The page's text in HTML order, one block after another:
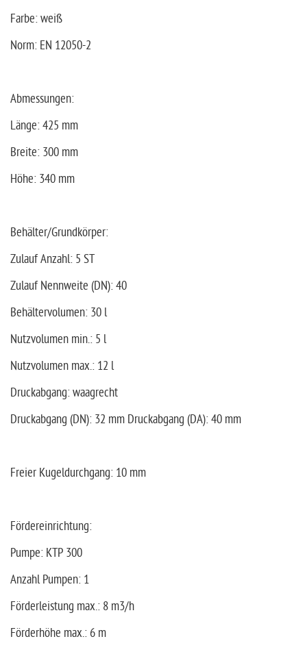
Farbe: weiß
Norm: EN 12050-2
Abmessungen:
Länge: 425 mm
Breite: 300 mm
Höhe: 340 mm
Behälter/Grundkörper:
Zulauf Anzahl: 5 ST
Zulauf Nennweite (DN): 40
Behältervolumen: 30 l
Nutzvolumen min.: 5 l
Nutzvolumen max.: 12 l
Druckabgang: waagrecht
Druckabgang (DN): 32 mm Druckabgang (DA): 40 mm
Freier Kugeldurchgang: 10 mm
Fördereinrichtung:
Pumpe: KTP 300
Anzahl Pumpen: 1
Förderleistung max.: 8 m3/h
Förderhöhe max.: 6 m